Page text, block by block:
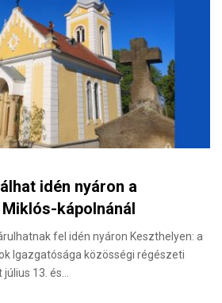
idén nyáron a
kápolnánál
fel idén nyáron Keszthelyen: a
Igazgatósága közösségi régészeti
13. és…